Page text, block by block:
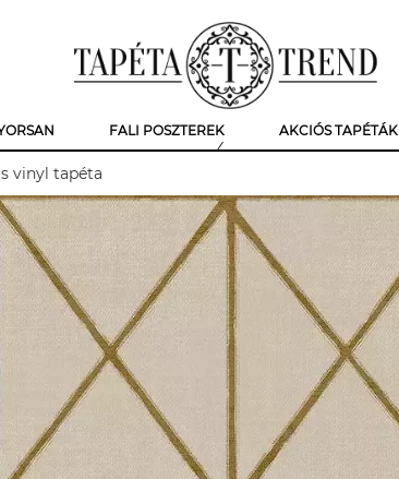
FALI POSZTEREK AKCIÓS TAPÉTÁK
vinyl tapéta